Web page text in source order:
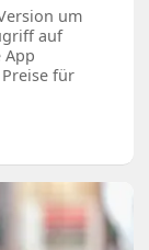
um
auf
App
für